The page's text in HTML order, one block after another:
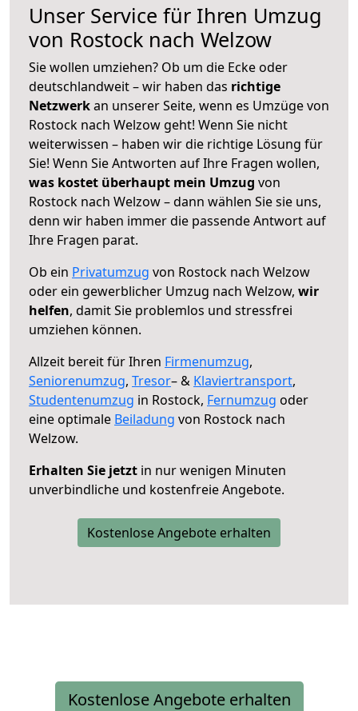
Unser Service für Ihren Umzug
von Rostock nach Welzow
Sie wollen umziehen? Ob um die Ecke oder
deutschlandweit – wir haben das richtige
Netzwerkan unserer Seite, wenn es Umzüge von
Rostock nach Welzow geht! Wenn Sie nicht
weiterwissen – haben wir die richtige Lösung für
Sie! Wenn Sie Antworten auf Ihre Fragen wollen,
was kostet überhaupt mein Umzug von
Rostock nach Welzow – dann wählen Sie sie uns,
denn wir haben immer die passende Antwort auf
Ihre Fragen parat.
Ob ein Privatumzug von Rostock nach Welzow
oder ein gewerblicher Umzug nach Welzow, wir
helfen, damit Sie problemlos und stressfrei
umziehen können.
Allzeit bereit für Ihren Firmenumzug,
Seniorenumzug, Tresor– & Klaviertransport,
Studentenumzug in Rostock, Fernumzug oder
eine optimale Beiladung von Rostock nach
Welzow.
Erhalten Sie jetzt in nur wenigen Minuten
unverbindliche und kostenfreie Angebote.
Kostenlose Angebote erhalten
Kostenlose Angebote erhalten